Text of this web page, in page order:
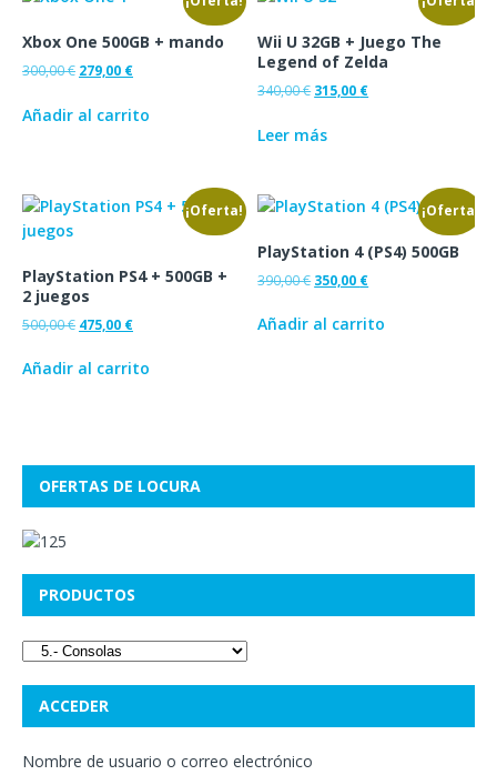
Xbox One 500GB + mando
300,00€ 279,00 €
Añadir al carrito
Wii U 32GB + Juego The
Legend of Zelda
340,00€ 315,00 €
Leer más
¡Oferta!
PlayStation PS4 + 500GB +
2 juegos
500,00€ 475,00 €
Añadir al carrito
¡Oferta!
PlayStation 4 (PS4) 500GB
390,00€ 350,00 €
Añadir al carrito
OFERTAS DE LOCURA
PRODUCTOS
ACCEDER
Nombre de usuario o correo electrónico